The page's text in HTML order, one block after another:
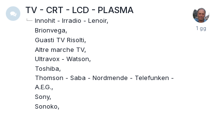
TV - CRT - LCD - PLASMA
Innohit - Irradio - Lenoir
Brionvega
Guasti TV Risolti
Altre marche TV
Ultravox - Watson
Toshiba
Thomson - Saba - Nordmende - Telefunken -
A.E.G.
Sony
Sonoko